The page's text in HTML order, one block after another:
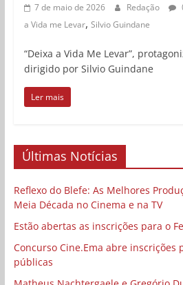
7 de maio de 2026 Redação
a Vida me Levar, Silvio Guindane
“Deixa a Vida Me Levar”,
dirigido por Silvio Guindane
Ler mais
Últimas Notícias
Reflexo do Blefe: As Melhores
Meia Década no Cinema e na TV
Estão abertas as inscrições para o
Concurso Cine.Ema abre inscrições
públicas